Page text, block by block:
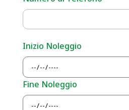
Inizio Noleggio
Fine Noleggio